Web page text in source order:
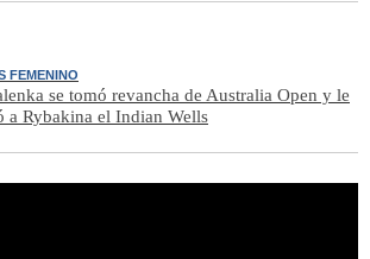
FEMENINO
se tomó revancha de Australia Open y le
a Rybakina el Indian Wells